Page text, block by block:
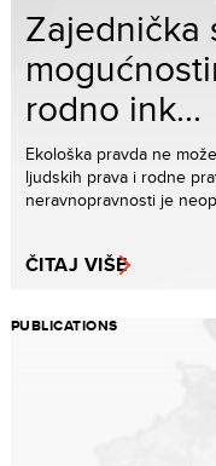
Zajednička
rodno ink...
Ekološka pravda ne
ljudskih prava i rodne
neravnopravnosti je
ČITAJ VIŠE
PUBLICATIONS